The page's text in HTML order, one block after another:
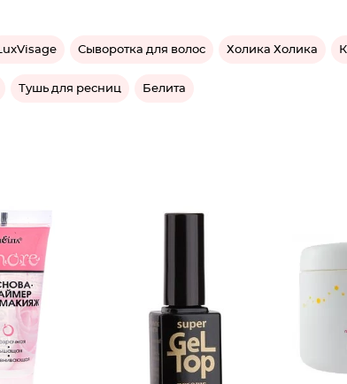
LuxVisage Сыворотка для волос Холика Холика
Тушь для ресниц Белита